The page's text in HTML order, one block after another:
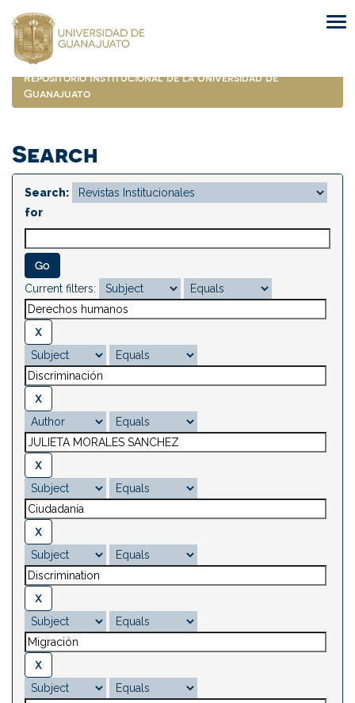
navigation
Repositorio Institucional de la Universidad de
Guanajuato
Search
Search:
for
Current filters: